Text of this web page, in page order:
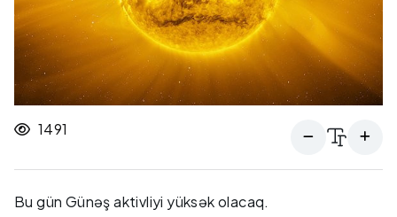
1491
Bu gün Günəş aktivliyi yüksək olacaq.